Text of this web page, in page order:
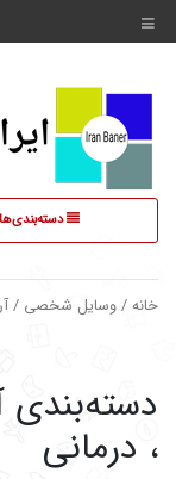
دسته‌بندی‌ها
خانه / وسایل شخصی /
دسته‌بندی
، درمانی